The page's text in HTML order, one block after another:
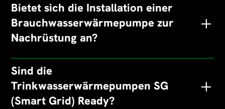
Bietet sich die Installation einer
Brauchwasserwärmepumpe zur
Nachrüstung an?
Sind die
Trinkwasserwärmepumpen SG
(Smart Grid) Ready?